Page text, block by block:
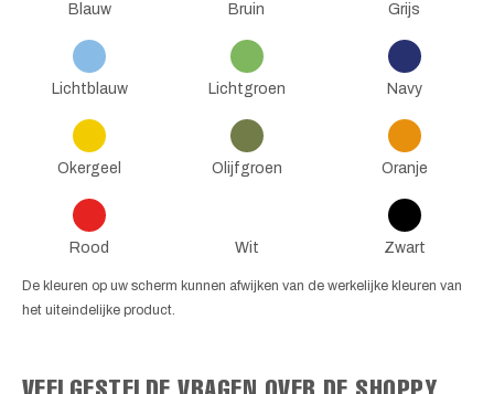
Blauw Bruin Grijs
Lichtblauw Lichtgroen Navy
Okergeel Olijfgroen Oranje
Rood Wit Zwart
De kleuren op uw scherm kunnen afwijken van de werkelijke kleuren van
het uiteindelijke product.